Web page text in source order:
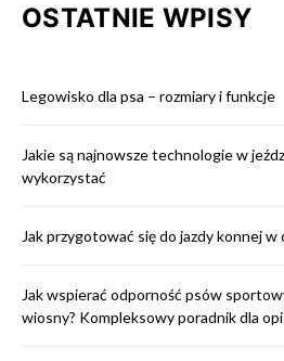
OSTATNIE WPISY
Legowisko dla psa – rozmiary i funkcje
Jakie są najnowsze technologie w
wykorzystać
Jak przygotować się do jazdy konnej w
Jak wspierać odporność psów
wiosny? Kompleksowy poradnik dla